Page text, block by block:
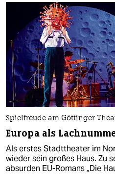
Spielfreude am Göttinger
Europa als
Als erstes Stadttheater im
wieder sein großes Haus. Zu
absurden EU-Romans „Die